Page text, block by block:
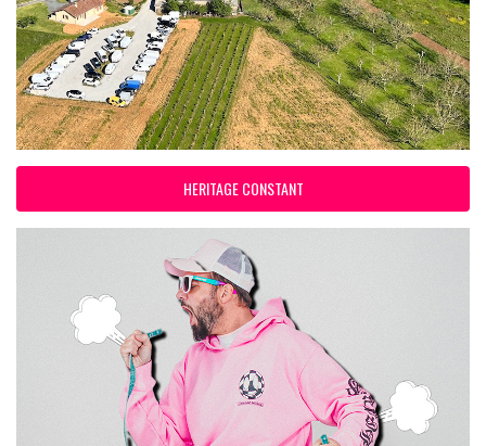
HERITAGE CONSTANT